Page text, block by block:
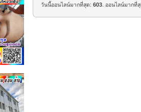
วันนี้ออนไลน์มากที่สุด:603 . ออนไลน์มาก